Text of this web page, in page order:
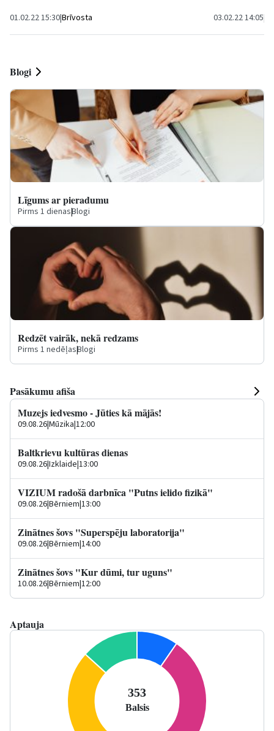
01.02.22 15:30|Brīvosta
03.02.22 14:05|
Blogi
Līgums ar pieradumu
Pirms 1 dienas|Blogi
Redzēt vairāk, nekā redzams
Pirms 1 nedēļas|Blogi
Pasākumu afiša
Muzejs iedvesmo - Jūties kā mājās!
09.08.26|Mūzika|12:00
Baltkrievu kultūras dienas
09.08.26|Izklaide|13:00
VIZIUM radošā darbnīca "Putns ielido fizikā"
09.08.26|Bērniem|13:00
Zinātnes šovs "Superspēju laboratorija"
09.08.26|Bērniem|14:00
Zinātnes šovs "Kur dūmi, tur uguns"
10.08.26|Bērniem|12:00
Aptauja